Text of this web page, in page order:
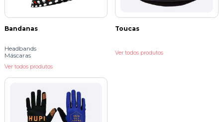
Bandanas
Headbands
Máscaras
Ver todos produtos
Toucas
Ver todos produtos